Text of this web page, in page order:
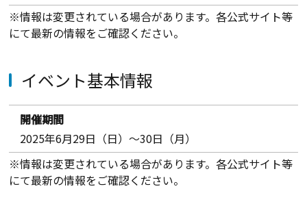
※情報は変更されている場合があります。各公式サイト等
にて最新の情報をご確認ください。
イベント基本情報
開催期間
2025年6月29日（日）～30日（月）
※情報は変更されている場合があります。各公式サイト等
にて最新の情報をご確認ください。